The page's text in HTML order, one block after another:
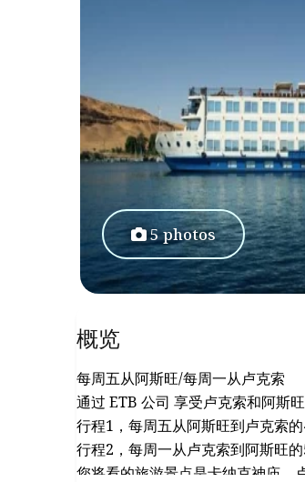
5 photos
概览
每周五从阿斯旺/每周一从卢克索
通过 ETB 公司 享受卢克索和阿斯
行程1，每周五从阿斯旺到卢克索的
行程2，每周一从卢克索到阿斯旺的
您将看的旅游景点是卡纳克神庙、